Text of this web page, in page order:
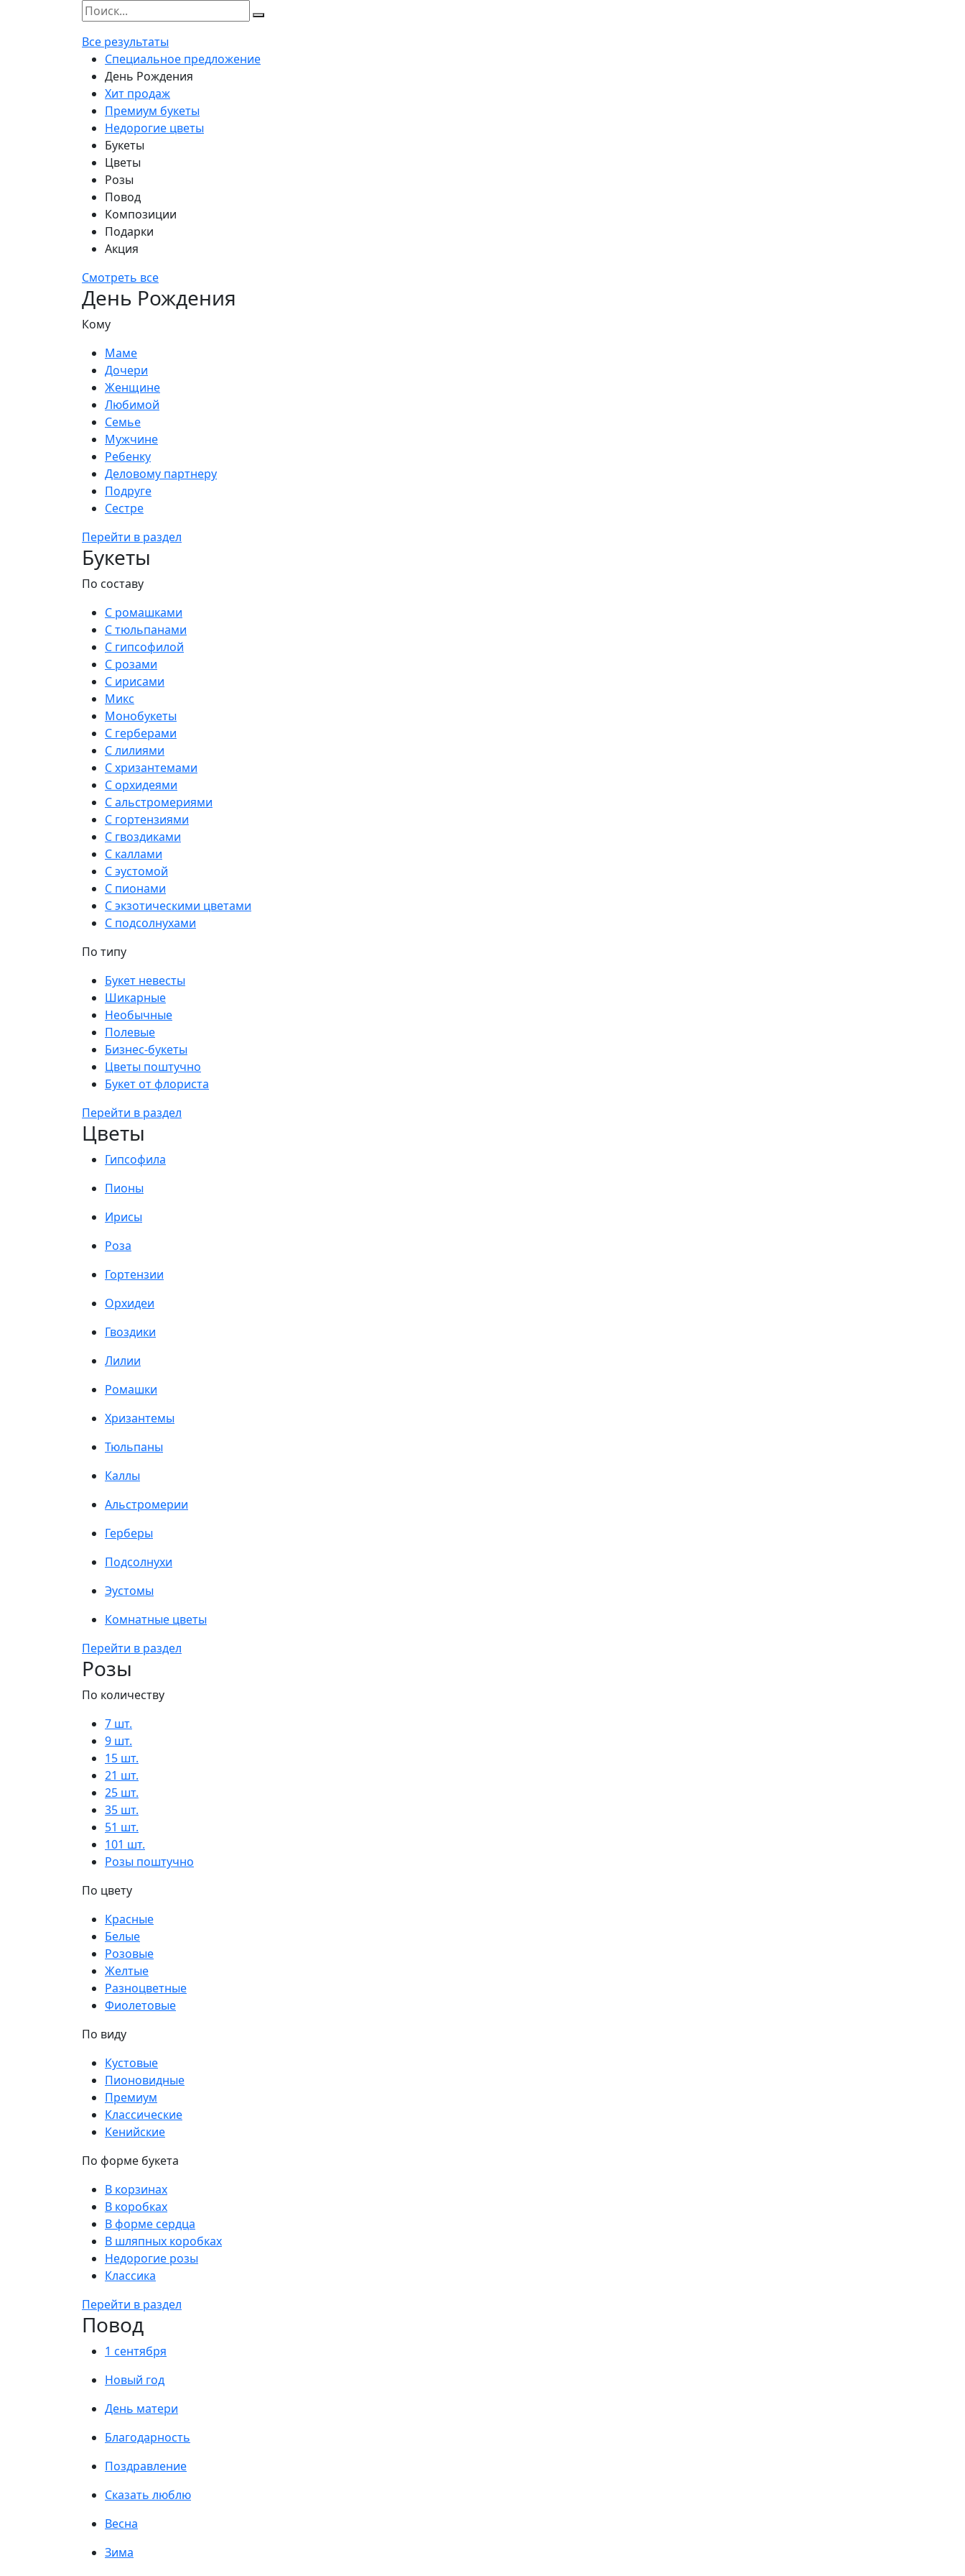
Все результаты
Специальное предложение
День Рождения
Хит продаж
Премиум букеты
Недорогие цветы
Букеты
Цветы
Розы
Повод
Композиции
Подарки
Акция
Смотреть все
День Рождения
Кому
Маме
Дочери
Женщине
Любимой
Семье
Мужчине
Ребенку
Деловому партнеру
Подруге
Сестре
Перейти в раздел
Букеты
По составу
С ромашками
С тюльпанами
С гипсофилой
С розами
С ирисами
Микс
Монобукеты
С герберами
С лилиями
С хризантемами
С орхидеями
С альстромериями
С гортензиями
С гвоздиками
С каллами
С эустомой
С пионами
С экзотическими цветами
С подсолнухами
По типу
Букет невесты
Шикарные
Необычные
Полевые
Бизнес-букеты
Цветы поштучно
Букет от флориста
Перейти в раздел
Цветы
Гипсофила
Пионы
Ирисы
Роза
Гортензии
Орхидеи
Гвоздики
Лилии
Ромашки
Хризантемы
Тюльпаны
Каллы
Альстромерии
Герберы
Подсолнухи
Эустомы
Комнатные цветы
Перейти в раздел
Розы
По количеству
7 шт.
9 шт.
15 шт.
21 шт.
25 шт.
35 шт.
51 шт.
101 шт.
Розы поштучно
По цвету
Красные
Белые
Розовые
Желтые
Разноцветные
Фиолетовые
По виду
Кустовые
Пионовидные
Премиум
Классические
Кенийские
По форме букета
В корзинах
В коробках
В форме сердца
В шляпных коробках
Недорогие розы
Классика
Перейти в раздел
Повод
1 сентября
Новый год
День матери
Благодарность
Поздравление
Сказать люблю
Весна
Зима